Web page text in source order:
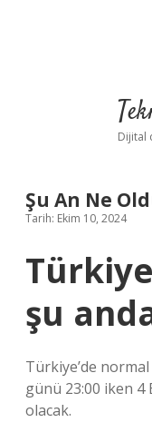
Dijital
Şu An Ne
Tarih: Ekim 10, 2024
şu
Türkiye’de
günü 23:00 iken 4
olacak.